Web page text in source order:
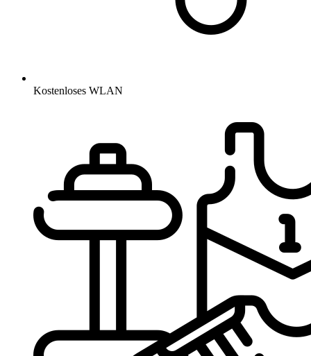
Kostenloses WLAN